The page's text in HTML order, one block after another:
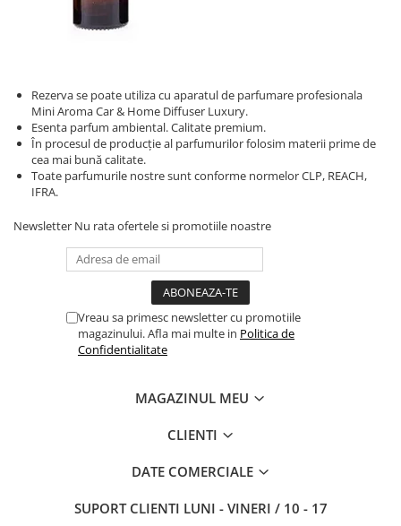
Rezerva se poate utiliza cu aparatul de parfumare profesionala
Mini Aroma Car & Home Diffuser Luxury.
Esenta parfum ambiental. Calitate premium.
În procesul de producție al parfumurilor folosim materii prime de
cea mai bună calitate.
Toate parfumurile nostre sunt conforme normelor CLP, REACH,
IFRA.
Newsletter Nu rata ofertele si promotiile noastre
Vreau sa primesc newsletter cu promotiile
magazinului. Afla mai multe in Politica de
Confidentialitate
MAGAZINUL MEU
CLIENTI
DATE COMERCIALE
SUPORT CLIENTI LUNI - VINERI / 10 - 17